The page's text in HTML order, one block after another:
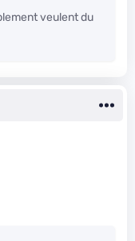
veulent du